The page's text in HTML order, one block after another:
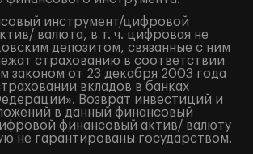
инструмент/цифровой
валюта, в т. ч. цифровая не
депозитом, связанные с ним
страхованию в соответствии
законом от 23 декабря 2003 года
вкладов в банках
Возврат инвестиций и
в данный финансовый
финансовый актив/ валюту
не гарантированы государством.